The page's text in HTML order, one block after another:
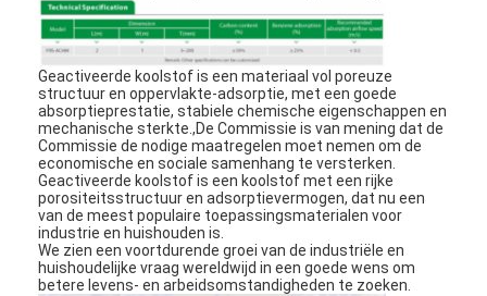
Geactiveerde koolstof is een materiaal vol poreuze
structuur en oppervlakte-adsorptie, met een goede
absorptieprestatie, stabiele chemische eigenschappen en
mechanische sterkte.,De Commissie is van mening dat de
Commissie de nodige maatregelen moet nemen om de
economische en sociale samenhang te versterken.
Geactiveerde koolstof is een koolstof met een rijke
porositeitsstructuur en adsorptievermogen, dat nu een
van de meest populaire toepassingsmaterialen voor
industrie en huishouden is.
We zien een voortdurende groei van de industriële en
huishoudelijke vraag wereldwijd in een goede wens om
betere levens- en arbeidsomstandigheden te zoeken.